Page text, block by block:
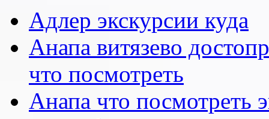
Адлер экскурсии куда
Анапа витязево
что посмотреть
Анапа что посмотреть